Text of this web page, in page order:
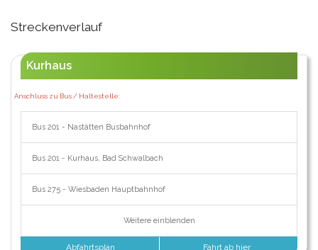
Streckenverlauf
Kurhaus
Anschluss zu Bus / Haltestelle:
Bus 201 - Nastätten Busbahnhof
Bus 201 - Kurhaus, Bad Schwalbach
Bus 275 - Wiesbaden Hauptbahnhof
Weitere einblenden
Abfahrtsplan Fahrt ab hier